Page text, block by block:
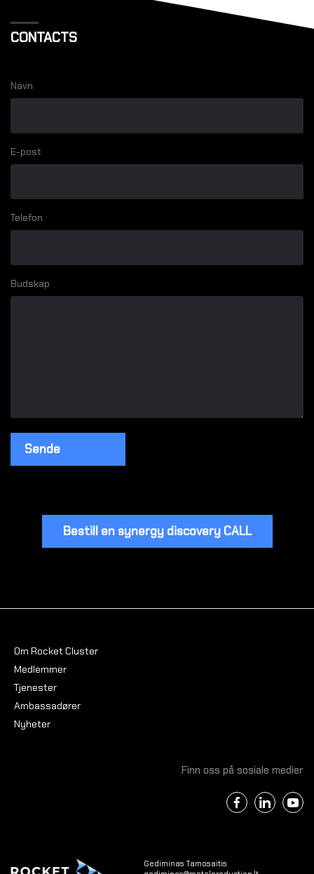
CONTACTS
Navn
E-post
Telefon
Budskap
Bestill en synergy discovery CALL
Om Rocket Cluster
Medlemmer
Tjenester
Ambassadører
Nyheter
Finn oss på sosiale medier
Gediminas Tamosaitis